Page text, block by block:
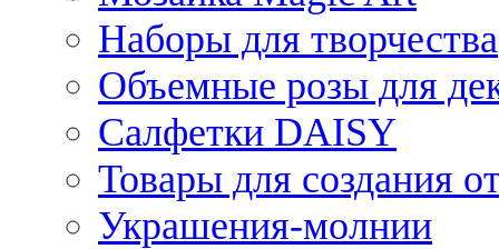
Наборы для творчества
Объемные розы для
Салфетки DAISY
Товары для создания
Украшения-молнии